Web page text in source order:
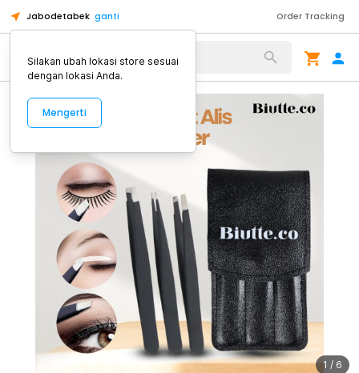
Jabodetabek ganti Order Tracking
Alat Kopi
1 / 6
Silakan ubah lokasi store sesuai
dengan lokasi Anda.
Mengerti